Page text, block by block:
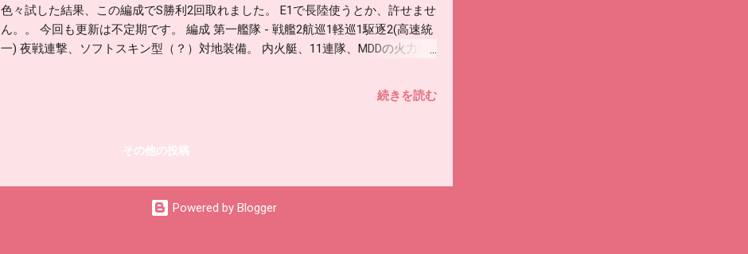
色々試した結果、この編成でS勝利2回取れました。 E1で長陸使うとか、許せませ
ん。。 今回も更新は不定期です。 編成 第一艦隊 - 戦艦2航巡1軽巡1駆逐2(高速統
一) 夜戦連撃、ソフトスキン型（？）対地装備。 内火艇、11連隊、MDDの火力順
ン艦を入れたらいい感じに。 秋月型を入れるのを強くお勧めします。 道中支援有
続きを読む
その他の投稿
Powered by Blogger